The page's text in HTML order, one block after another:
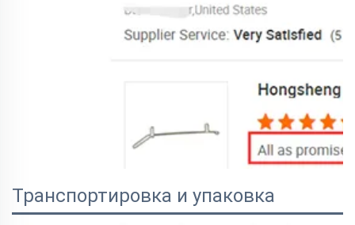
Транспортировка и упаковка